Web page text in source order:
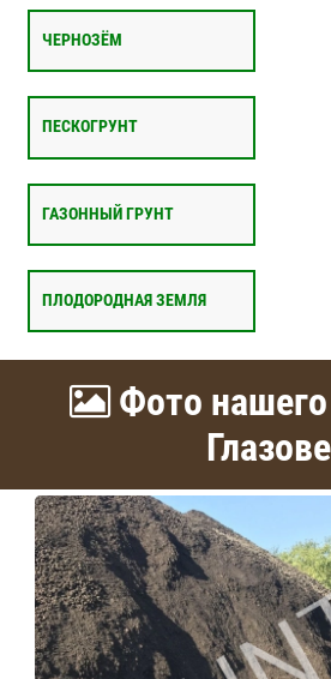
ЧЕРНОЗЁМ
ПЕСКОГРУНТ
ГАЗОННЫЙ ГРУНТ
ПЛОДОРОДНАЯ ЗЕМЛЯ
Фото нашего
Глазове